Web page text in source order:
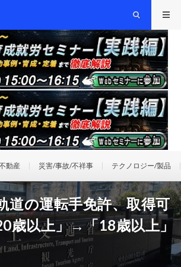
動産 災害/事故/不祥事 テクノロジー/製品
道の運転手免許、取得可
歳以上」→「18歳以上」